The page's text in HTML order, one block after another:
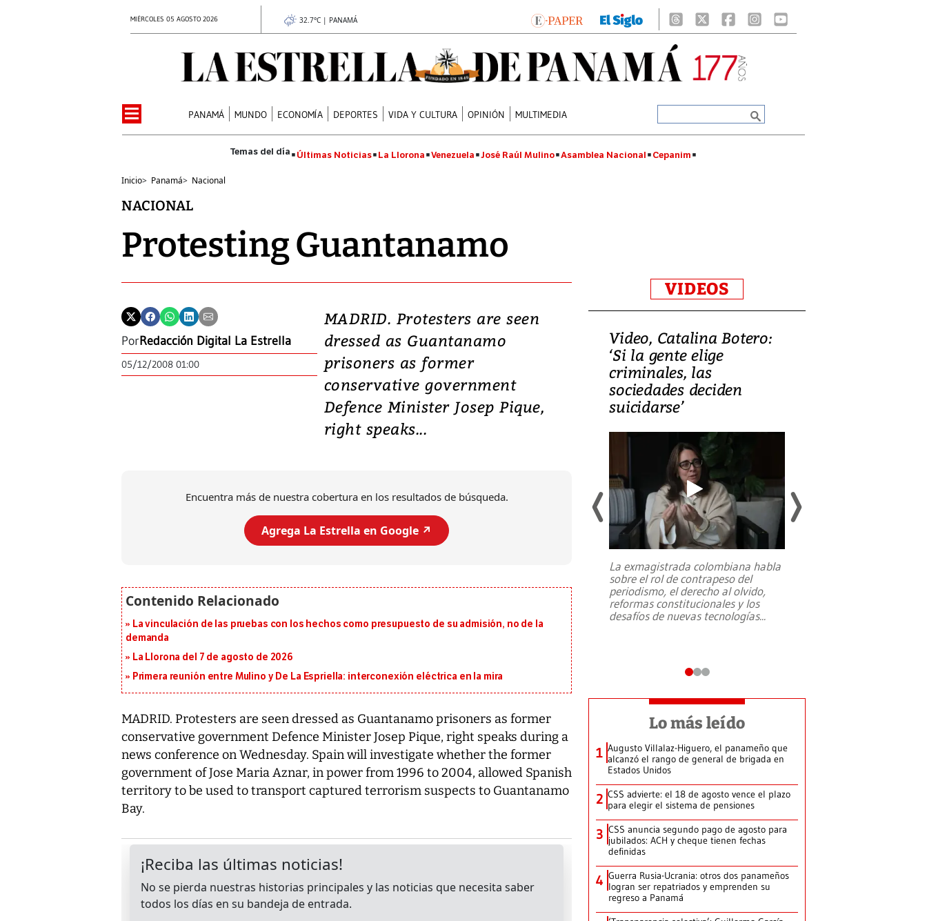
MIÉRCOLES 05 AGOSTO 2026 32.7°C | PANAMÁ
PANAMÁ MUNDO ECONOMÍA DEPORTES VIDA Y CULTURA OPINIÓN MULTIMEDIA
Últimas Noticias La Llorona Venezuela José Raúl Mulino Asamblea Nacional Cepanim
Inicio> Panamá> Nacional
NACIONAL
Protesting Guantanamo
PorRedacción Digital La Estrella
05/12/2008 01:00
MADRID. Protesters are seen
dressed as Guantanamo
prisoners as former
conservative government
Defence Minister Josep Pique,
right speaks...
Encuentra más de nuestra cobertura en los resultados de búsqueda.
Agrega La Estrella en Google ↗️
La vinculación de las pruebas con los hechos como presupuesto de su admisión, no de la
demanda
La Llorona del 7 de agosto de 2026
Primera reunión entre Mulino y De La Espriella: interconexión eléctrica en la mira
MADRID. Protesters are seen dressed as Guantanamo prisoners as former
conservative government Defence Minister Josep Pique, right speaks during a
news conference on Wednesday. Spain will investigate whether the former
government of Jose Maria Aznar, in power from 1996 to 2004, allowed Spanish
territory to be used to transport captured terrorism suspects to Guantanamo
Bay.
VIDEOS
Video, Japón: Terremoto
deja heridos y graves
daños en Kumamoto
Un fuerte terremoto de magnitud
7,1 se registró este martes 28 de
Video, Catalina Botero:
‘Si la gente elige
criminales, las
sociedades deciden
suicidarse’
La exmagistrada colombiana habla
sobre el rol de contrapeso del
periodismo, el derecho al olvido,
reformas constitucionales y los
desafíos de nuevas tecnologías...
Lo más leído
1 Augusto Villalaz-Higuero, el panameño que
alcanzó el rango de general de brigada en
Estados Unidos
2 CSS advierte: el 18 de agosto vence el plazo
para elegir el sistema de pensiones
3 CSS anuncia segundo pago de agosto para
jubilados: ACH y cheque tienen fechas
definidas
4 Guerra Rusia-Ucrania: otros dos panameños
logran ser repatriados y emprenden su
regreso a Panamá